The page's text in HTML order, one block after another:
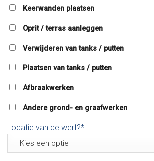
Keerwanden plaatsen
Oprit / terras aanleggen
Verwijderen van tanks / putten
Plaatsen van tanks / putten
Afbraakwerken
Andere grond- en graafwerken
Locatie van de werf?*